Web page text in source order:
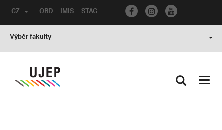
OBD IMIS STAG
CZ
Výběr fakulty